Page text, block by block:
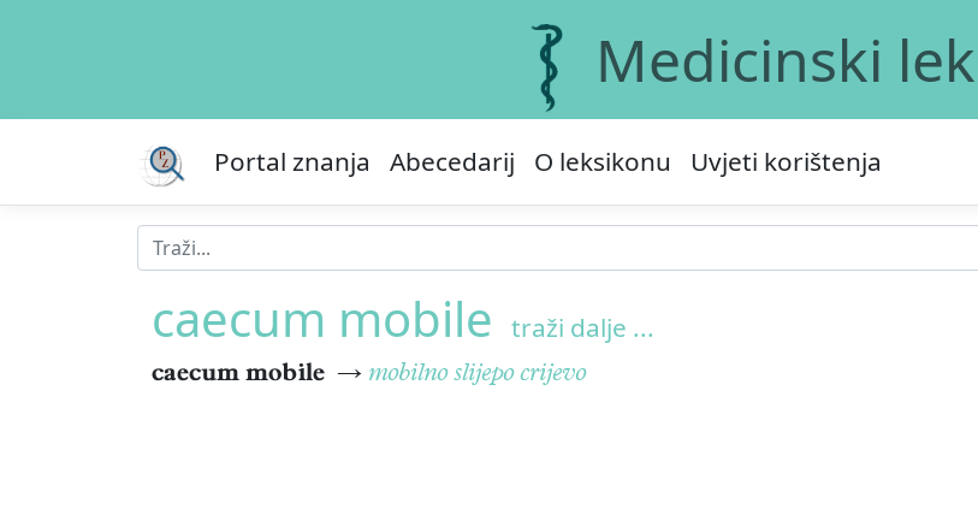
Medicinski
Portal znanja Abecedarij O leksikonu Uvjeti korištenja
caecum mobile traži dalje ...
caecum mobile → mobilno slijepo crijevo